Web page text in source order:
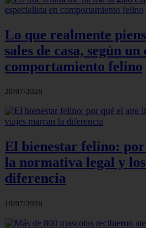
Lo que realmente
sales de casa, según
comportamiento felino
20/07/2026
El bienestar felino:
la normativa legal y
diferencia
19/07/2026